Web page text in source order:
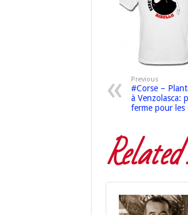
Previous
#Corse –
à Venzolasca:
ferme pour les